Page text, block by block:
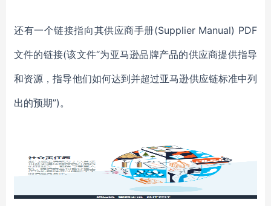
还有一个链接指向其供应商手册(Supplier Manual) PDF
文件的链接(该文件“为亚马逊品牌产品的供应商提供指导
和资源，指导他们如何达到并超过亚马逊供应链标准中列
出的预期”)。